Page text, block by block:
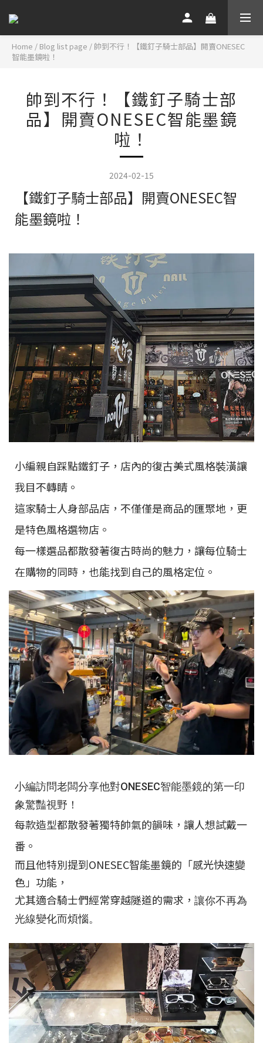
Home / Blog list page / 帥到不行！【鐵釘子騎士部品】開賣ONESEC
智能墨鏡啦！
帥到不行！【鐵釘子騎士部
品】開賣ONESEC智能墨鏡
啦！
2024-02-15
【鐵釘子騎士部品】開賣ONESEC智
能墨鏡啦！
小編親自踩點鐵釘子，店內的復古美式風格裝潢讓
我目不轉睛。
這家騎士人身部品店，不僅僅是商品的匯聚地，更
是特色風格選物店。
每一樣選品都散發著復古時尚的魅力，讓每位騎士
在購物的同時，也能找到自己的風格定位。
小編訪問老闆分享他對ONESEC智能墨鏡的第一印
象驚豔視野！
每款造型都散發著獨特帥氣的韻味，讓人想試戴一
番。
而且他特別提到ONESEC智能墨鏡的「感光快速變
色」功能，
尤其適合騎士們經常穿越隧道的需求， 讓你不再為
光線變化而煩惱。